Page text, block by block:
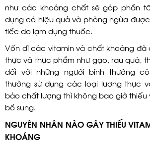
như các khoáng chất sẽ góp phần
dụng có hiệu quả và phòng ngừa
tiếc do lạm dụng thuốc.
Vốn dĩ các vitamin và chất khoáng đã
thực và thực phẩm như gạo, rau quả,
đối với những người bình thường
thường sử dụng các loại lương thực
bảo chất lượng thì không bao giờ
bổ sung.
NGUYÊN NHÂN NÀO GÂY THIẾU
KHOÁNG